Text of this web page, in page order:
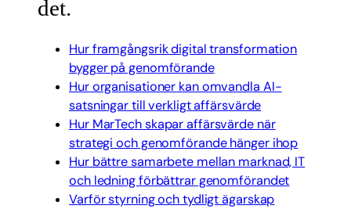
det.
Hur framgångsrik digital transformation
bygger på genomförande
Hur organisationer kan omvandla AI-
satsningar till verkligt affärsvärde
Hur MarTech skapar affärsvärde när
strategi och genomförande hänger ihop
Hur bättre samarbete mellan marknad, IT
och ledning förbättrar genomförandet
Varför styrning och tydligt ägarskap